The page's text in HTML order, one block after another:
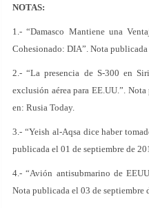
NOTAS:
1.- “Damasco Mantiene una
Cohesionado: DIA”. Nota
2.- “La presencia de S-300 en
exclusión aérea para EE.UU.”.
en: Rusia Today.
3.- “Yeish al-Aqsa dice haber
publicada el 01 de septiembre de
4.- “Avión antisubmarino de
Nota publicada el 03 de septiembre